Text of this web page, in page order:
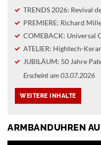
TRENDS 2026: Revival
PREMIERE: Richard
COMEBACK: Universal
ATELIER: Hightech-
JUBILÄUM: 50 Jahre
Erscheint am 03.07.2026
ARMBANDUHREN